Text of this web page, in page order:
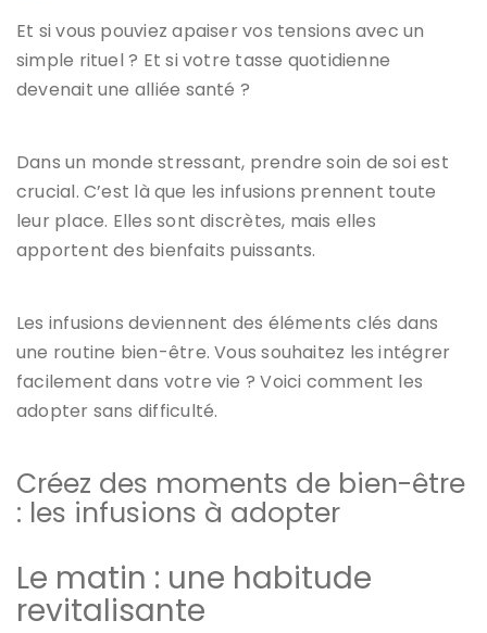
Et si vous pouviez apaiser vos tensions avec un
simple rituel ? Et si votre tasse quotidienne
devenait une alliée santé ?
Dans un monde stressant, prendre soin de soi est
crucial. C’est là que les infusions prennent toute
leur place. Elles sont discrètes, mais elles
apportent des bienfaits puissants.
Les infusions deviennent des éléments clés dans
une routine bien-être. Vous souhaitez les intégrer
facilement dans votre vie ? Voici comment les
adopter sans difficulté.
Créez des moments de bien-être
: les infusions à adopter
Le matin : une habitude
revitalisante